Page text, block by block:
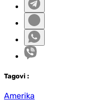
Tagovi :
Amerika